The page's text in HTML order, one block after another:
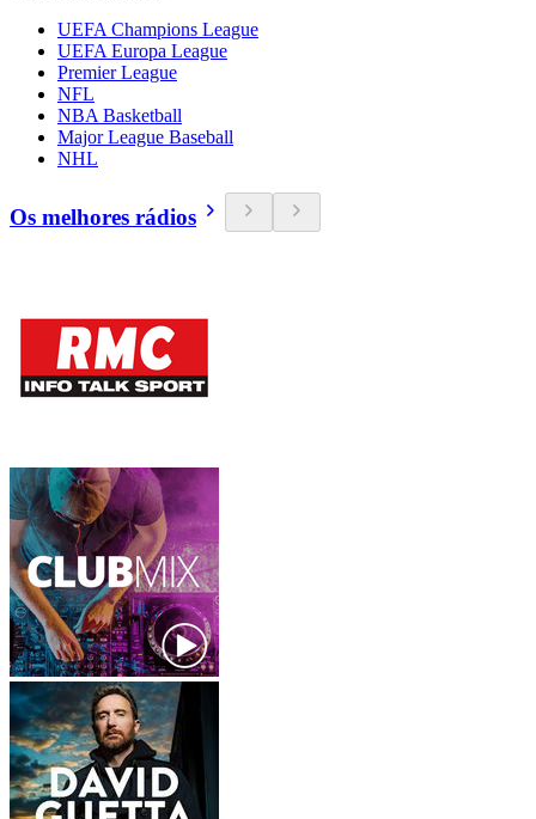
UEFA Champions League
UEFA Europa League
Premier League
NFL
NBA Basketball
Major League Baseball
NHL
Os melhores rádios